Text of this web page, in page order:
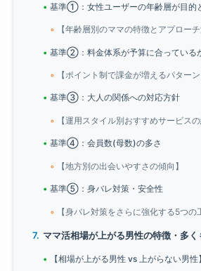
基準①：女性ユーザーの年齢層が目的
【年齢層別のママの特徴とアプローチ
基準②：料金体系が予算に合っている
【ポイント制で課金が増えるパターン
基準③：大人の関係への対応方針
【運用スタイル別おすすめサービスの
基準④：会員数(母数)の多さ
【地方別の出会いやすさの傾向】
基準⑤：身バレ対策・安全性
【身バレ対策をさらに強化する5つの
ママ活相場が上がる男性の特徴・多く
【相場が上がる男性 vs 上がらない男性】